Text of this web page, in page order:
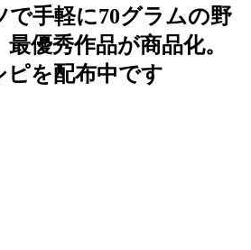
で手軽に70グラムの野
優秀作品が商品化。
ピを配布中です